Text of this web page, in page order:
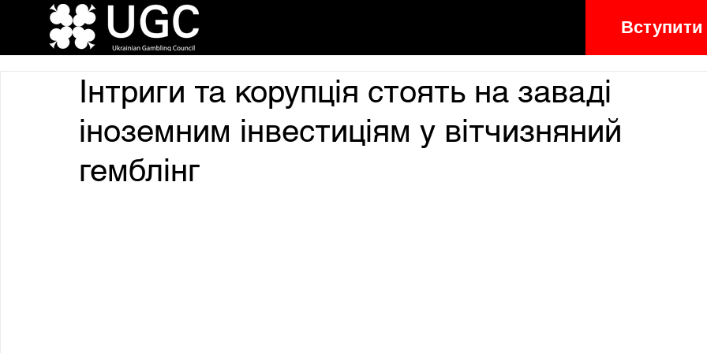
Вступити
Інтриги та корупція стоять на заваді
іноземним інвестиціям у вітчизняний
гемблінг